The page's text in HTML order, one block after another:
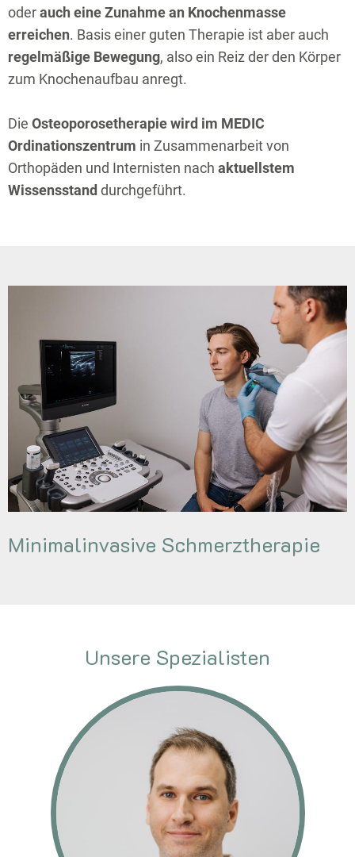
oderauch eine Zunahme an Knochenmasse
erreichen. Basis einer guten Therapie ist aber auch
regelmäßige Bewegung, also ein Reiz der den Körper
zum Knochenaufbau anregt.
Die Osteoporosetherapie wird im MEDIC
Ordinationszentrum in Zusammenarbeit von
Orthopäden und Internisten nach aktuellstem
Wissensstanddurchgeführt.
Minimalinvasive Schmerztherapie
Unsere Spezialisten